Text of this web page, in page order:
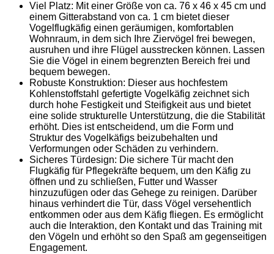
Viel Platz: Mit einer Größe von ca. 76 x 46 x 45 cm und
einem Gitterabstand von ca. 1 cm bietet dieser
Vogelflugkäfig einen geräumigen, komfortablen
Wohnraum, in dem sich Ihre Ziervögel frei bewegen,
ausruhen und ihre Flügel ausstrecken können. Lassen
Sie die Vögel in einem begrenzten Bereich frei und
bequem bewegen.
Robuste Konstruktion: Dieser aus hochfestem
Kohlenstoffstahl gefertigte Vogelkäfig zeichnet sich
durch hohe Festigkeit und Steifigkeit aus und bietet
eine solide strukturelle Unterstützung, die die Stabilität
erhöht. Dies ist entscheidend, um die Form und
Struktur des Vogelkäfigs beizubehalten und
Verformungen oder Schäden zu verhindern.
Sicheres Türdesign: Die sichere Tür macht den
Flugkäfig für Pflegekräfte bequem, um den Käfig zu
öffnen und zu schließen, Futter und Wasser
hinzuzufügen oder das Gehege zu reinigen. Darüber
hinaus verhindert die Tür, dass Vögel versehentlich
entkommen oder aus dem Käfig fliegen. Es ermöglicht
auch die Interaktion, den Kontakt und das Training mit
den Vögeln und erhöht so den Spaß am gegenseitigen
Engagement.